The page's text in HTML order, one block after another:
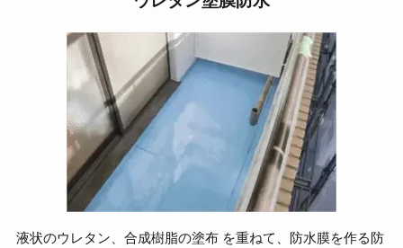
液状のウレタン、合成樹脂の塗布 を重ねて、防水膜を作る防